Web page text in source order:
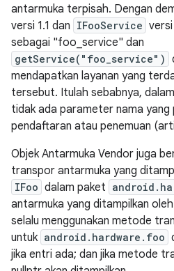
antarmuka terpisah. Dengan
versi 1.1 dan IFooService
sebagai "foo_service" dan
getService("foo_service")
mendapatkan layanan yang
tersebut. Itulah sebabnya,
tidak ada parameter nama yang
pendaftaran atau penemuan
Objek Antarmuka Vendor juga
transpor antarmuka yang
IFoo dalam paket
antarmuka yang ditampilkan oleh
selalu menggunakan metode
untuk android.hardware.foo
jika entri ada; dan jika metode